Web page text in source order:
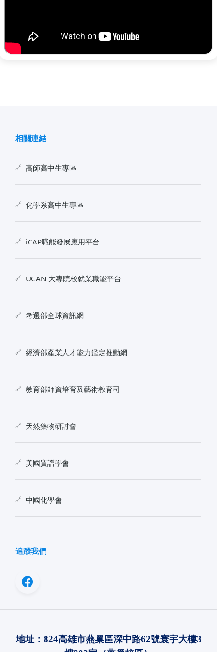
相關連結
高師高中生專區
化學系高中生專區
iCAP職能發展應用平台
UCAN 大專院校就業職能平台
考選部全球資訊網
經濟部產業人才能力鑑定推動網
教育部師資培育及藝術教育司
天然藥物研討會
美國質譜學會
中國化學會
追蹤我們
地址： 824高雄市燕巢區深中路62號寰宇大樓3